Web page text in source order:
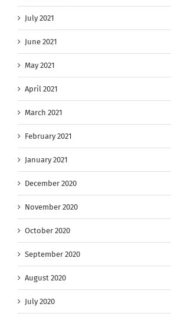
July 2021
June 2021
May 2021
April 2021
March 2021
February 2021
January 2021
December 2020
November 2020
October 2020
September 2020
August 2020
July 2020